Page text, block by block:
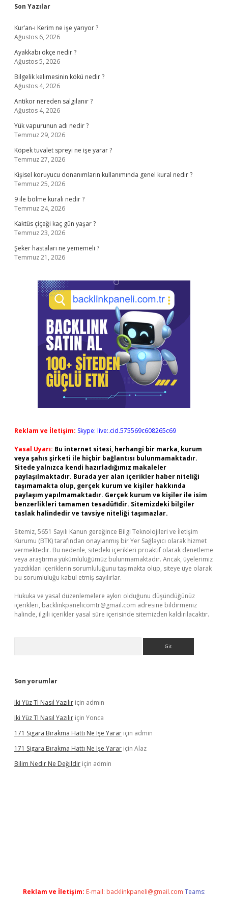
Sidebar
Son Yazılar
Kur’an-ı Kerim ne işe yarıyor ?
Ağustos 6, 2026
Ayakkabı ökçe nedir ?
Ağustos 5, 2026
Bilgelik kelimesinin kökü nedir ?
Ağustos 4, 2026
Antikor nereden salgılanır ?
Ağustos 4, 2026
Yük vapurunun adı nedir ?
Temmuz 29, 2026
Köpek tuvalet spreyi ne işe yarar ?
Temmuz 27, 2026
Kişisel koruyucu donanımların kullanımında genel kural nedir ?
Temmuz 25, 2026
9 ile bölme kuralı nedir ?
Temmuz 24, 2026
Kaktüs çiçeği kaç gün yaşar ?
Temmuz 23, 2026
Şeker hastaları ne yememeli ?
Temmuz 21, 2026
Reklam ve İletişim: Skype: live:.cid.575569c608265c69
Yasal Uyarı: Bu internet sitesi, herhangi bir marka, kurum
veya şahıs şirketi ile hiçbir bağlantısı bulunmamaktadır.
Sitede yalnızca kendi hazırladığımız makaleler
paylaşılmaktadır. Burada yer alan içerikler haber niteliği
taşımamakta olup, gerçek kurum ve kişiler hakkında
paylaşım yapılmamaktadır. Gerçek kurum ve kişiler ile isim
benzerlikleri tamamen tesadüfidir. Sitemizdeki bilgiler
taslak halindedir ve tavsiye niteliği taşımazlar.
Sitemiz, 5651 Sayılı Kanun gereğince Bilgi Teknolojileri ve İletişim
Kurumu (BTK) tarafından onaylanmış bir Yer Sağlayıcı olarak hizmet
vermektedir. Bu nedenle, sitedeki içerikleri proaktif olarak denetleme
veya araştırma yükümlülüğümüz bulunmamaktadır. Ancak, üyelerimiz
yazdıkları içeriklerin sorumluluğunu taşımakta olup, siteye üye olarak
bu sorumluluğu kabul etmiş sayılırlar.
Hukuka ve yasal düzenlemelere aykırı olduğunu düşündüğünüz
içerikleri, backlinkpanelicomtr@gmail.com adresine bildirmeniz
halinde, ilgili içerikler yasal süre içerisinde sitemizden kaldırılacaktır.
Son yorumlar
Iki Yüz Tl Nasıl Yazılır için admin
Iki Yüz Tl Nasıl Yazılır için Yonca
171 Sigara Bırakma Hattı Ne Işe Yarar için admin
171 Sigara Bırakma Hattı Ne Işe Yarar için Alaz
Bilim Nedir Ne Değildir için admin
Reklam ve İletişim: E-mail: backlinkpaneli@gmail.com Teams: